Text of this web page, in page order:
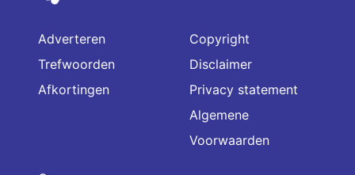
Adverteren
Trefwoorden
Afkortingen
Copyright
Disclaimer
Privacy statement
Algemene
Voorwaarden